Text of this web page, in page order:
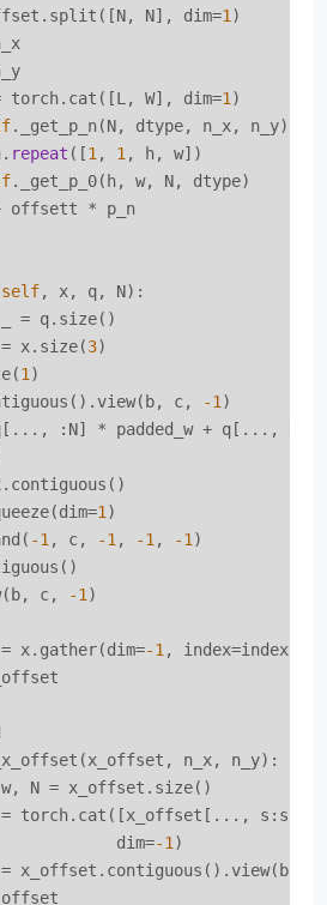
N], dim=
1 )
torch.cat([L, W], dim=
1 )
._get_p_n(N, dtype, n_x, n_y)
repeat ([1 , 1 , h, w])
._get_p_0(h, w, N, dtype)
offsett * p_n
self, x, q, N):
= q.size()
x.size(
3)
1 )
c,
-1 )
:N] * padded_w + q[..., N:]
1 )
-1 , c, -1 , -1 , -1 )
c,
-1 )
x.gather(dim=
-1 ,
n_x, n_y):
N = x_offset.size()
torch.cat([x_offset[..., s:s +
dim=
-1 )
x_offset.contiguous().view(b,